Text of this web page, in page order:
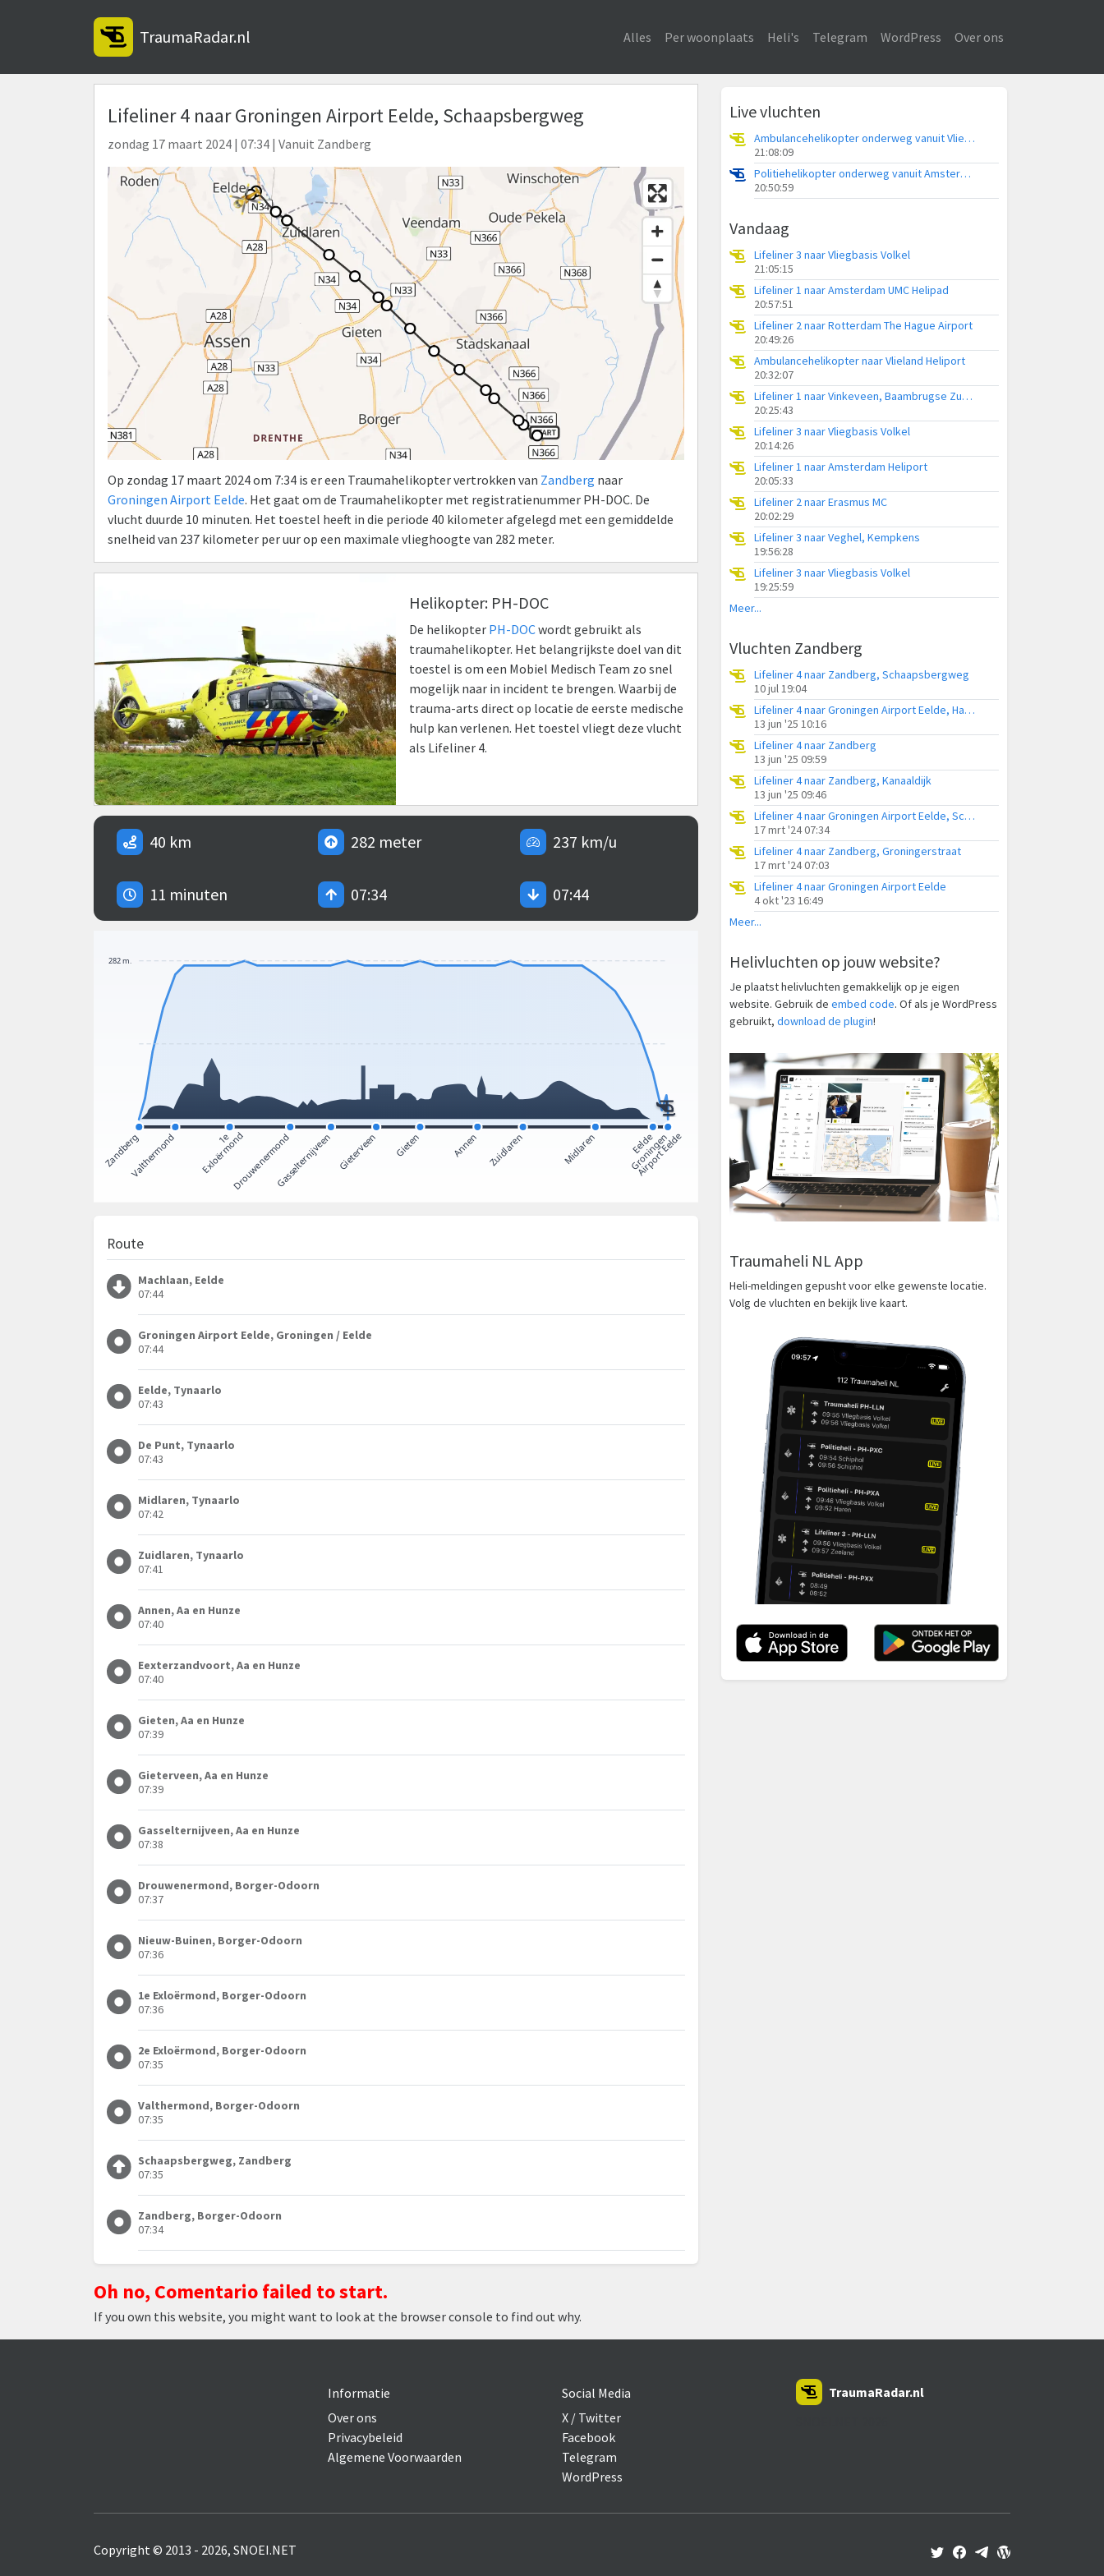
TraumaRadar.nl Alles Per woonplaats Heli's Telegram WordPress Over ons
Lifeliner 4 naar Groningen Airport Eelde, Schaapsbergweg
zondag 17 maart 2024 | 07:34 | Vanuit Zandberg
Op zondag 17 maart 2024 om 7:34 is er een Traumahelikopter vertrokken van Zandberg naar
Groningen Airport Eelde. Het gaat om de Traumahelikopter met registratienummer PH-DOC. De
vlucht duurde 10 minuten. Het toestel heeft in die periode 40 kilometer afgelegd met een gemiddelde
snelheid van 237 kilometer per uur op een maximale vlieghoogte van 282 meter.
Helikopter: PH-DOC
De helikopter PH-DOCwordt gebruikt als
traumahelikopter. Het belangrijkste doel van dit
toestel is om een Mobiel Medisch Team zo snel
mogelijk naar in incident te brengen. Waarbij de
trauma-arts direct op locatie de eerste medische
hulp kan verlenen. Het toestel vliegt deze vlucht
als Lifeliner 4.
40 km 282 meter 237 km/u
11 minuten 07:34 07:44
Route
Machlaan, Eelde
07:44
Groningen Airport Eelde, Groningen / Eelde
07:44
Eelde, Tynaarlo
07:43
De Punt, Tynaarlo
07:43
Midlaren, Tynaarlo
07:42
Zuidlaren, Tynaarlo
07:41
Annen, Aa en Hunze
07:40
Eexterzandvoort, Aa en Hunze
07:40
Gieten, Aa en Hunze
07:39
Gieterveen, Aa en Hunze
07:39
Gasselternijveen, Aa en Hunze
07:38
Drouwenermond, Borger-Odoorn
07:37
Nieuw-Buinen, Borger-Odoorn
07:36
1e Exloërmond, Borger-Odoorn
07:36
2e Exloërmond, Borger-Odoorn
07:35
Valthermond, Borger-Odoorn
07:35
Schaapsbergweg, Zandberg
07:35
Zandberg, Borger-Odoorn
07:34
Oh no, Comentario failed to start.
If you own this website, you might want to look at the browser console to find out why.
Live vluchten
Ambulancehelikopter onderweg vanuit Vlieland Heliport
21:08:09
Politiehelikopter onderweg vanuit Amsterdam Vliegveld Schiphol
20:50:59
Vandaag
Lifeliner 3 naar Vliegbasis Volkel
21:05:15
Lifeliner 1 naar Amsterdam UMC Helipad
20:57:51
Lifeliner 2 naar Rotterdam The Hague Airport
20:49:26
Ambulancehelikopter naar Vlieland Heliport
20:32:07
Lifeliner 1 naar Vinkeveen, Baambrugse Zuwe
20:25:43
Lifeliner 3 naar Vliegbasis Volkel
20:14:26
Lifeliner 1 naar Amsterdam Heliport
20:05:33
Lifeliner 2 naar Erasmus MC
20:02:29
Lifeliner 3 naar Veghel, Kempkens
19:56:28
Lifeliner 3 naar Vliegbasis Volkel
19:25:59
Meer...
Vluchten Zandberg
Lifeliner 4 naar Zandberg, Schaapsbergweg
10 jul 19:04
Lifeliner 4 naar Groningen Airport Eelde, Handelsweg
13 jun '25 10:16
Lifeliner 4 naar Zandberg
13 jun '25 09:59
Lifeliner 4 naar Zandberg, Kanaaldijk
13 jun '25 09:46
Lifeliner 4 naar Groningen Airport Eelde, Schaapsbergweg
17 mrt '24 07:34
Lifeliner 4 naar Zandberg, Groningerstraat
17 mrt '24 07:03
Lifeliner 4 naar Groningen Airport Eelde
4 okt '23 16:49
Meer...
Helivluchten op jouw website?
Je plaatst helivluchten gemakkelijk op je eigen
website. Gebruik de embed code. Of als je WordPress
gebruikt, download de plugin!
Traumaheli NL App
Heli-meldingen gepusht voor elke gewenste locatie.
Volg de vluchten en bekijk live kaart.
Informatie
Over ons
Privacybeleid
Algemene Voorwaarden
Social Media
X / Twitter
Facebook
Telegram
WordPress
TraumaRadar.nl
Copyright © 2013 - 2026, SNOEI.NET